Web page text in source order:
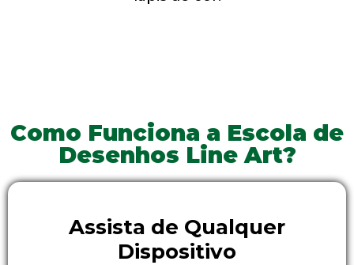
Como Funciona a Escola de
Desenhos Line Art?
Assista de Qualquer
Dispositivo